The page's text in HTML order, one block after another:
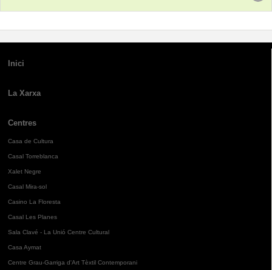
Inici
La Xarxa
Centres
Casa de Cultura
Casal Torreblanca
Xalet Negre
Casal Mira-sol
Casino La Floresta
Casal Les Planes
Sala Clavé - La Unió Centre Cultural
Casa Aymat
Centre Grau-Garriga d'Art Tèxtil Contemporani